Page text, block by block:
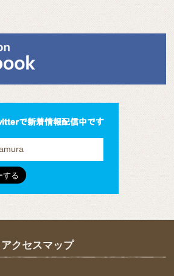
アクセスマップ